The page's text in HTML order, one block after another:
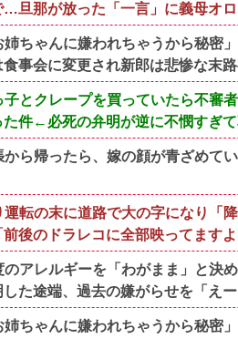
…旦那が放った「一言」に義母オ
姉ちゃんに嫌われちゃうから秘
食事会に変更され新郎は悲惨な末
子とクレープを買っていたら不審
た件←必死の弁明が逆に不憫すぎ
から帰ったら、嫁の顔が青ざめて
運転の末に道路で大の字になり「
前後のドラレコに全部映ってます
のアレルギーを「わがまま」と決
した途端、過去の嫌がらせを「え
姉ちゃんに嫌われちゃうから秘